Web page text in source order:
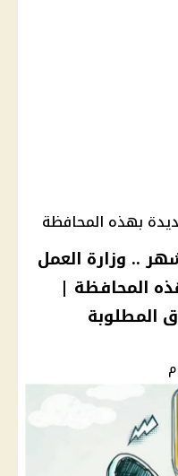
بهذه المحافظة
كل شهر .. وزارة العمل
المحافظة |
المطلوبة